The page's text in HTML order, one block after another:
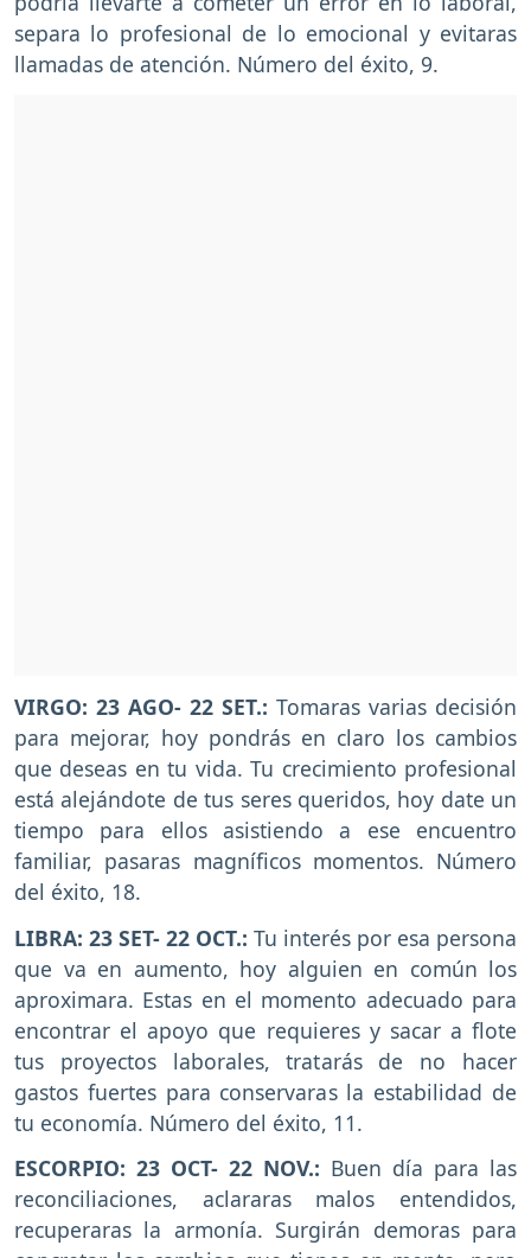
separa lo profesional de lo emocional y evitaras
llamadas de atención. Número del éxito, 9.
VIRGO: 23 AGO- 22 SET.: Tomaras varias decisión
para mejorar, hoy pondrás en claro los cambios
que deseas en tu vida. Tu crecimiento profesional
está alejándote de tus seres queridos, hoy date un
tiempo para ellos asistiendo a ese encuentro
familiar, pasaras magníficos momentos. Número
del éxito, 18.
LIBRA: 23 SET- 22 OCT.: Tu interés por esa persona
que va en aumento, hoy alguien en común los
aproximara. Estas en el momento adecuado para
encontrar el apoyo que requieres y sacar a flote
tus proyectos laborales, tratarás de no hacer
gastos fuertes para conservaras la estabilidad de
tu economía. Número del éxito, 11.
ESCORPIO: 23 OCT- 22 NOV.: Buen día para las
reconciliaciones, aclararas malos entendidos,
recuperaras la armonía. Surgirán demoras para